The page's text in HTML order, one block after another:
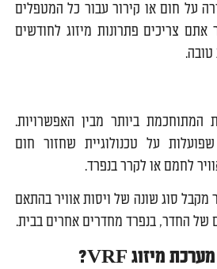
על חום או קירור עבור כל המטפלים
צריכים פתרונות מיזוג לחודשים
המתוחכמת ביותר מבין האפשרויות.
על טכנולוגיית שחזור חום
לחמם או לקרר בנפרד.
סוג שונה של ויסות אוויר בהתאם
של החדר, בנפרד מחדרים אחרים בבית.
מיזוג VRF
?